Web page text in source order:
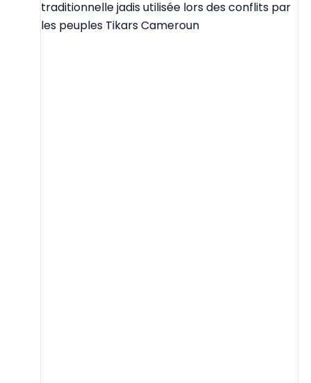
traditionnelle jadis utilisée lors des conflits par
les peuples Tikars Cameroun